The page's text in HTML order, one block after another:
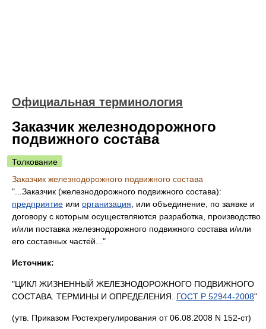
Официальная терминология
Заказчик железнодорожного
подвижного состава
Толкование
Заказчик железнодорожного подвижного состава
"...Заказчик (железнодорожного подвижного состава):
предприятие или организация , или объединение, по заявке и
договору с которым осуществляются разработка, производство
и/или поставка железнодорожного подвижного состава и/или
его составных частей..."
Источник:
"ЦИКЛ ЖИЗНЕННЫЙ ЖЕЛЕЗНОДОРОЖНОГО ПОДВИЖНОГО
СОСТАВА. ТЕРМИНЫ И ОПРЕДЕЛЕНИЯ. ГОСТ Р 52944-2008"
(утв. Приказом Ростехрегулирования от 06.08.2008 N 152-ст)